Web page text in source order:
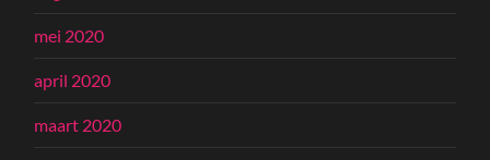
mei 2020
april 2020
maart 2020